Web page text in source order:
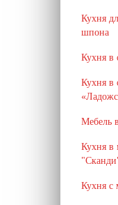
Кухня
шпона
Кухня в
Кухня в
Мебель
Кухня в
Кухня с